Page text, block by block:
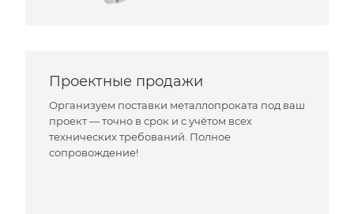
Проектные продажи
Организуем поставки металлопроката под ваш
проект — точно в срок и с учётом всех
технических требований. Полное
сопровождение!